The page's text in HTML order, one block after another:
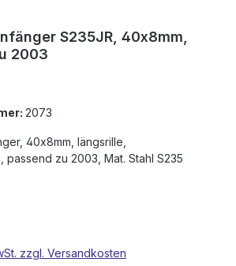
S235JR, 40x8mm,
2003
2073
40x8mm, längsrille,
passend zu 2003, Mat. Stahl S235
zzgl. Versandkosten